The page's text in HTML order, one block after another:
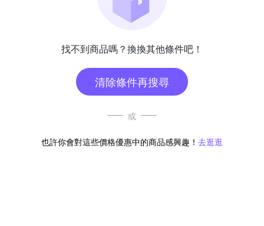
找不到商品嗎？換換其他條件吧！
清除條件再搜尋
或
也許你會對這些價格優惠中的商品感興趣！ 去逛逛